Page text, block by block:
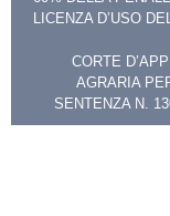
LICENZA D’USO
CORTE
AGRARIA
SENTENZA N.